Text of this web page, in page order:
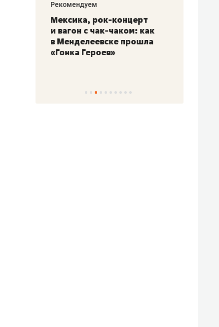
Рекомендуем
Мексика, рок-концерт
и вагон с чак-чаком: как
в Менделеевске прошла
«Гонка Героев»